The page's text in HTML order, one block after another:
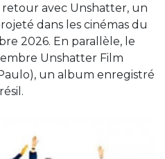
avec Unshatter, un
dans les cinémas du
2026. En parallèle, le
Unshatter Film
un album enregistré